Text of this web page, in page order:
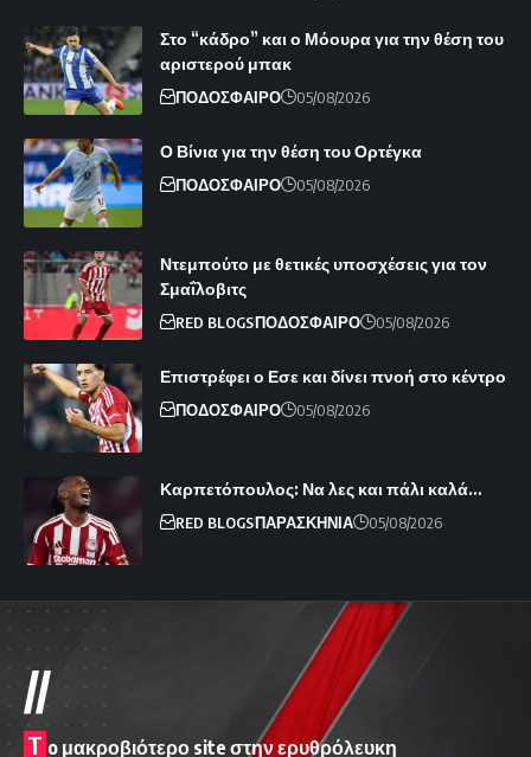
Στο “κάδρο” και ο Μόουρα για την θέση του
αριστερού μπακ
ΠΟΔΟΣΦΑΙΡΟ 05/08/2026
Ο Βίνια για την θέση του Ορτέγκα
ΠΟΔΟΣΦΑΙΡΟ 05/08/2026
Ντεμπούτο με θετικές υποσχέσεις για τον
Σμαΐλοβιτς
RED BLOGSΠΟΔΟΣΦΑΙΡΟ 05/08/2026
Επιστρέφει ο Εσε και δίνει πνοή στο κέντρο
ΠΟΔΟΣΦΑΙΡΟ 05/08/2026
Καρπετόπουλος: Να λες και πάλι καλά…
RED BLOGSΠΑΡΑΣΚΗΝΙΑ 05/08/2026
//
T o μακροβιότερο site στην ερυθρόλευκη